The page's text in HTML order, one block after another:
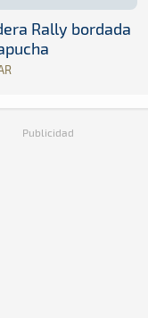
Rally bordada
Publicidad